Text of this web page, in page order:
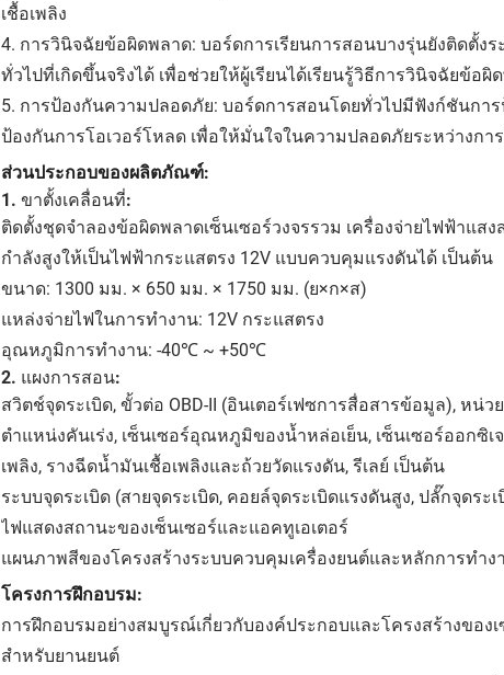
เชื้อเพลิง
4. การวินิจฉัยข้อผิดพลาด: บอร์ดการเรียนการสอนบางรุ่นยังติดตั้
ทั่วไปที่เกิดขึ้นจริงได้ เพื่อช่วยให้ผู้เรียนได้เรียนรู้วิธีการวินิจฉัยข้อ
5. การป้องกันความปลอดภัย: บอร์ดการสอนโดยทั่วไปมีฟังก์ชันกา
ป้องกันการโอเวอร์โหลด เพื่อให้มั่นใจในความปลอดภัยระหว่างกา
ส่วนประกอบของผลิตภัณฑ์:
1. ขาตั้งเคลื่อนที่:
ติดตั้งชุดจำลองข้อผิดพลาดเซ็นเซอร์วงจรรวม เครื่องจ่ายไฟฟ้าแส
กำลังสูงให้เป็นไฟฟ้ากระแสตรง 12V แบบควบคุมแรงดันได้ เป็นต้น
ขนาด: 1300 มม. × 650 มม. × 1750 มม. (ย×ก×ส)
แหล่งจ่ายไฟในการทำงาน: 12V กระแสตรง
อุณหภูมิการทำงาน: -40℃ ~ +50℃
2. แผงการสอน:
สวิตช์จุดระเบิด, ขั้วต่อ OBD-II (อินเตอร์เฟซการสื่อสารข้อมูล), หน่ว
ตำแหน่งคันเร่ง, เซ็นเซอร์อุณหภูมิของน้ำหล่อเย็น, เซ็นเซอร์ออกซิ
เพลิง, รางฉีดน้ำมันเชื้อเพลิงและถ้วยวัดแรงดัน, รีเลย์ เป็นต้น
ระบบจุดระเบิด (สายจุดระเบิด, คอยล์จุดระเบิดแรงดันสูง, ปลั๊กจุดระเ
ไฟแสดงสถานะของเซ็นเซอร์และแอคทูเอเตอร์
แผนภาพสีของโครงสร้างระบบควบคุมเครื่องยนต์และหลักการทำ
โครงการฝึกอบรม:
การฝึกอบรมอย่างสมบูรณ์เกี่ยวกับองค์ประกอบและโครงสร้างขอ
สำหรับยานยนต์